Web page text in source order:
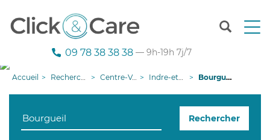
T
n
09 78 38 38 38 — 9h-19h 7j/7
Accueil Recherche aide à domicile Centre-Val de Loire Indre-et-Loire Bourgueil
Rechercher